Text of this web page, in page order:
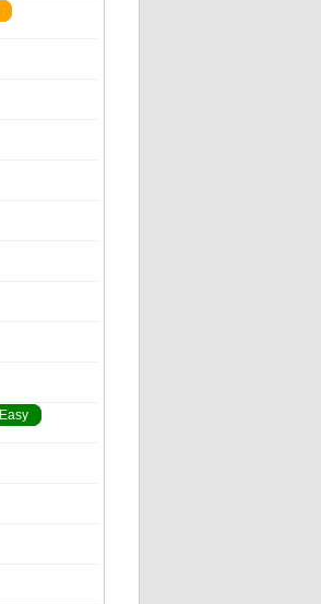
Easy